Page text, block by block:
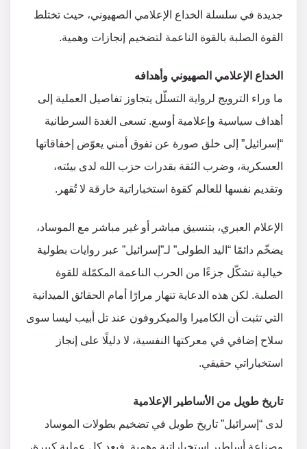
جديدة في سلسلة الخداع الإعلامي الصهيوني، حيث تختلط
القوة الصلبة بالقوة الناعمة لتضخيم إنجازات وهمية.
الخداع الإعلامي الصهيوني وأهدافه
ما وراء الترويج لرواية التسلّل يتجاوز تفاصيل العملية إلى
أهداف سياسية وإعلامية أوسع. تسعى الغدة السرطانية
“إسرائيل” إلى خلق صورة عن تفوق أمني يعوّض إخفاقاتها
العسكرية، وضرب الثقة بقدرات حزب الله لدى بيئته،
وتقديم نفسها للعالم كقوة استخباراتية خارقة لا تُقهر.
الإعلام العبري، بتنسيق مباشر أو غير مباشر مع الموساد،
يضخّم دائمًا “اليد الطولى” لـ”إسرائيل” عبر روايات بطولية
خيالية تشكّل جزءًا من الحرب الناعمة المكمّلة للقوة
الصلبة. لكن هذه الدعاية تنهار مرارًا أمام الحقائق الميدانية
التي تثبت أن الكاميرا والميكروفون عند تل أبيب ليسا سوى
سلاح إضافي في معركتها النفسية، لا دليلًا على إنجاز
استخباراتي حقيقي.
تاريخ طويل من الأساطير الإعلامية
لدى “إسرائيل” تاريخ طويل في تضخيم بطولات الموساد